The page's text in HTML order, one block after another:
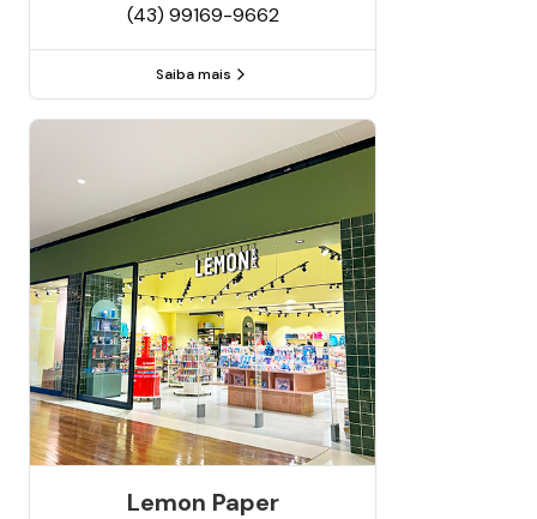
(43) 99169-9662
Saiba mais
Lemon Paper